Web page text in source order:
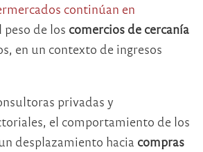
continúan en
peso de los comercios de cercanía
en un contexto de ingresos
privadas y
el comportamiento de los
desplazamiento hacia compras